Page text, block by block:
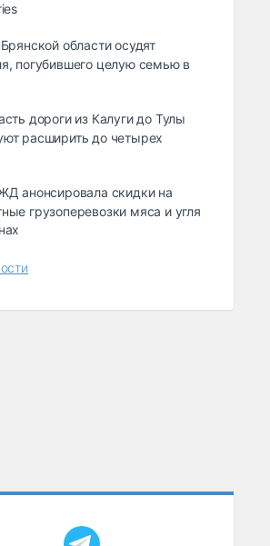
области осудят
погубившего целую семью в
дороги из Калуги до Тулы
расширить до четырех
анонсировала скидки на
грузоперевозки мяса и угля